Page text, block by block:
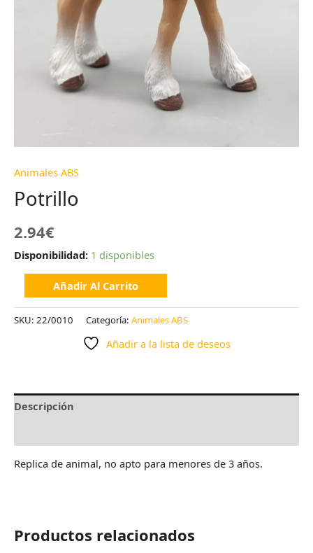
Animales ABS
Potrillo
2.94€
Disponibilidad: 1 disponibles
Añadir Al Carrito
SKU: 22/0010 Categoría: Animales ABS
Añadir a la lista de deseos
Descripción
Replica de animal, no apto para menores de 3 años.
Productos relacionados